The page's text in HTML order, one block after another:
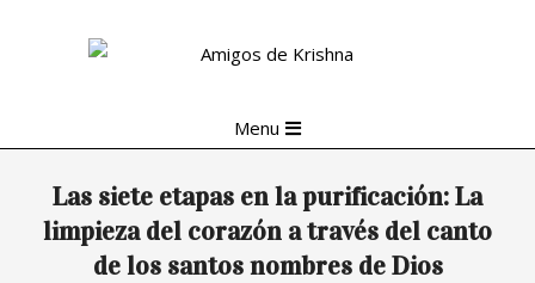
Navigation
Menu
Menu
Las siete etapas en la purificación: La
limpieza del corazón a través del canto
de los santos nombres de Dios